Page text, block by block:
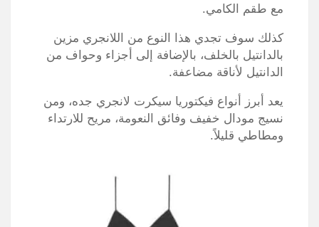
مع طقم الكامي.
كذلك سوف تجدي هذا النوع من اللانجري مزين
بالدانتيل بالخلف، بالإضافة إلى أجزاء وحواف من
الدانتيل لأناقة مضاعفة.
يعد أبرز أنواع فيكتوريا سيكرت لانجري جده، ومن
نسيج مودال خفيف وفائق النعومة، مريح للارتداء
ومطاطي قليلاً.